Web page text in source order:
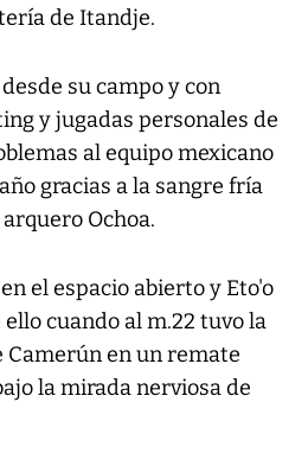
de Itandje.
su campo y con
y jugadas personales de
al equipo mexicano
gracias a la sangre fría
Ochoa.
el espacio abierto y Eto'o
cuando al m.22 tuvo la
Camerún en un remate
la mirada nerviosa de